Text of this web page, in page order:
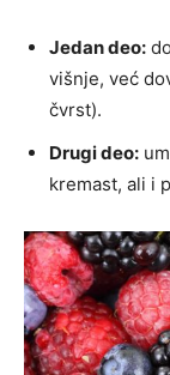
Jedan deo:
višnje, već
čvrst).
Drugi deo:
kremast, ali i